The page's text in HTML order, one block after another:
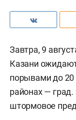
Завтра, 9
Казани
порывами до 20
районах —
штормовое